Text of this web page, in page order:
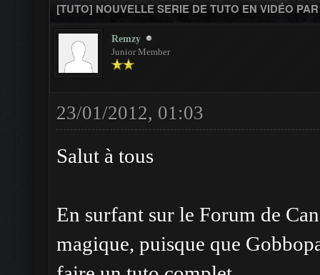
[TUTO] NOUVELLE SERIE DE TUTO EN VIDÉO
Remzy
Junior Member
23/01/2012, 01:03
Salut à tous
En surfant sur le Forum de
magique, puisque que